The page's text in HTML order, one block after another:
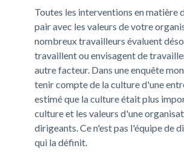
Toutes les interventions en
pair avec les valeurs de votre
nombreux travailleurs évaluent
travaillent ou envisagent de
autre facteur. Dans une enquête
tenir compte de la culture d'une
estimé que la culture était plus
culture et les valeurs d'une
dirigeants. Ce n'est pas l'équipe de
qui la définit.